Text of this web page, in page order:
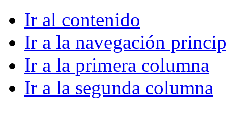
Ir al contenido
Ir a la navegación
Ir a la primera columna
Ir a la segunda columna